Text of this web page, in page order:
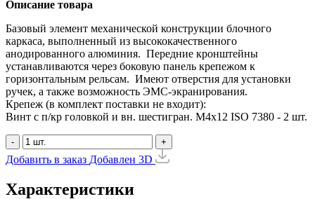
Описание товара
Базовый элемент механической конструкции блочного
каркаса, выполненный из высококачественного
анодированного алюминия. Передние кронштейны
устанавливаются через боковую панель крепежом к
горизонтальным рельсам. Имеют отверстия для установки
ручек, а также возможность ЭМС-экранирования.
Крепеж (в комплект поставки не входит):
Винт с п/кр головкой и вн. шестигран. М4x12 ISO 7380 - 2 шт.
- +
Добавить в заказ Добавлен 3D
Характеристики